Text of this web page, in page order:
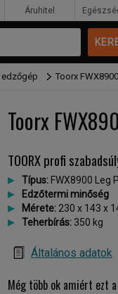
Toorx
Toorx
TOORX profi
Típus: FWX8900 Leg
Edzőtermi minőség
Mérete: 230 x 143 x
Teherbírás: 350 kg
Általános adatok
Még több ok amiért ezt
Áruhitel